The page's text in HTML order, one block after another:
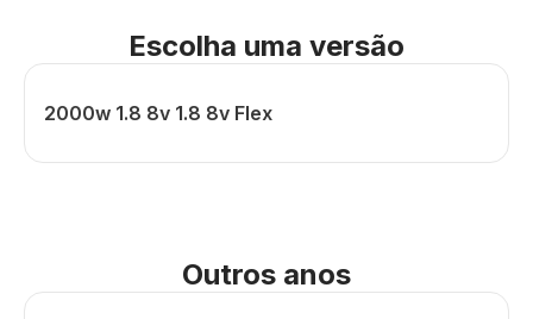
Escolha uma versão
2000w 1.8 8v 1.8 8v Flex
Outros anos